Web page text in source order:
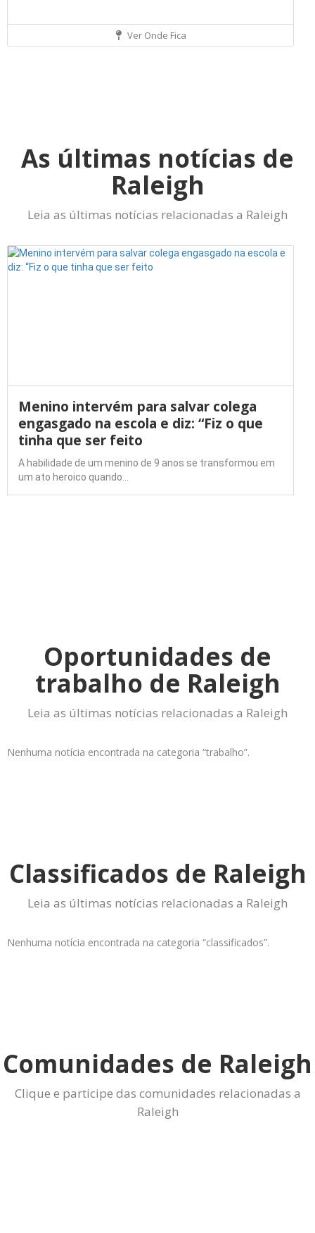
Ver Onde Fica
As últimas notícias de
Raleigh
Leia as últimas notícias relacionadas a Raleigh
Menino intervém para salvar colega
engasgado na escola e diz: “Fiz o que
tinha que ser feito
A habilidade de um menino de 9 anos se transformou em
um ato heroico quando…
Oportunidades de
trabalho de Raleigh
Leia as últimas notícias relacionadas a Raleigh
Nenhuma notícia encontrada na categoria “trabalho”.
Classificados de Raleigh
Leia as últimas notícias relacionadas a Raleigh
Nenhuma notícia encontrada na categoria “classificados”.
Comunidades de Raleigh
Clique e participe das comunidades relacionadas a
Raleigh